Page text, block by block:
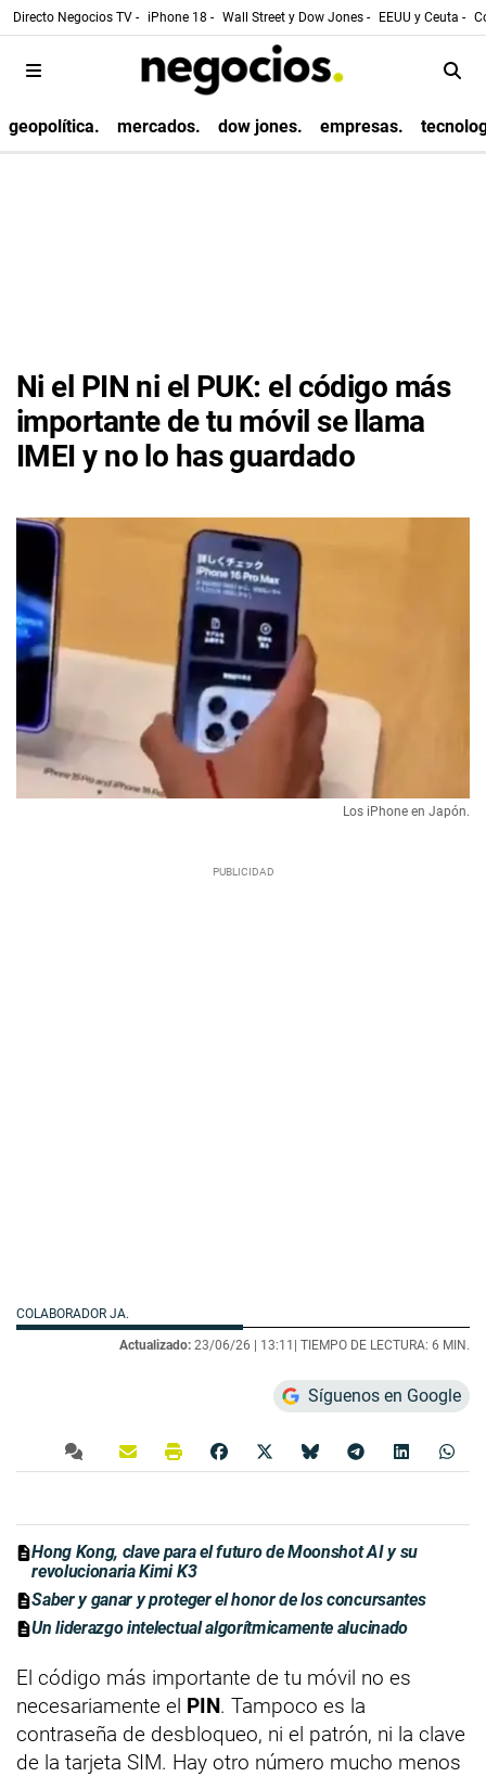
Directo Negocios TV - iPhone 18 - Wall Street y Dow Jones - EEUU y Ceuta -
geopolítica. mercados. dow jones. empresas.
Ni el PIN ni el PUK: el código más
importante de tu móvil se llama
IMEI y no lo has guardado
Los iPhone en Japón.
COLABORADOR JA.
Actualizado: 23/06/26 | 13:11 | TIEMPO DE LECTURA: 6 MIN.
Síguenos en Google
Hong Kong, clave para el futuro de Moonshot AI y su
revolucionaria Kimi K3
Saber y ganar y proteger el honor de los concursantes
Un liderazgo intelectual algorítmicamente alucinado
El código más importante de tu móvil no es
necesariamente el PIN. Tampoco es la
contraseña de desbloqueo, ni el patrón, ni la clave
de la tarjeta SIM. Hay otro número mucho menos